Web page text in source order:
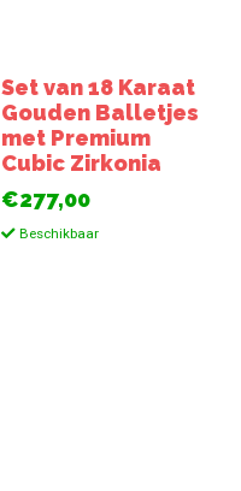
Set van 18 Karaat
Gouden Balletjes
met Premium
Cubic Zirkonia
€277,00
Beschikbaar